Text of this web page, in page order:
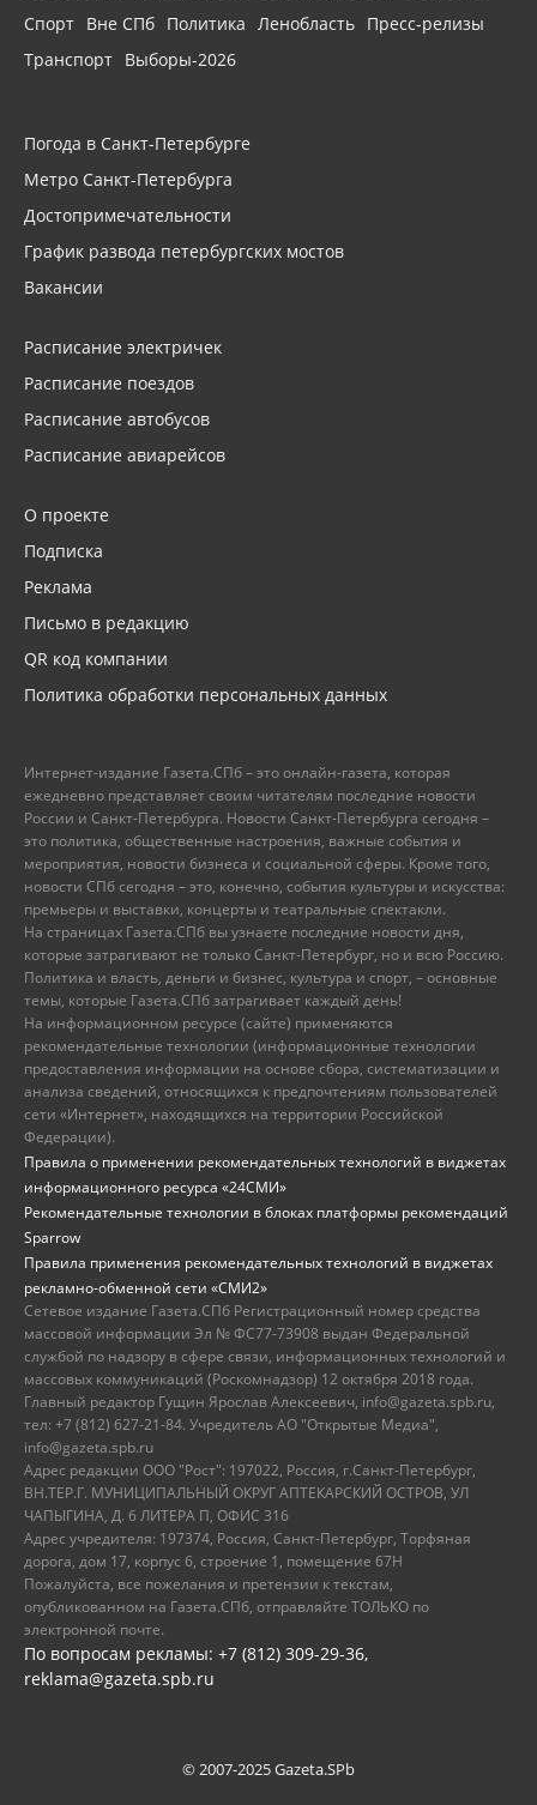
Спорт Вне СПб Политика Ленобласть Пресс-релизы
Транспорт Выборы-2026
Погода в Санкт-Петербурге
Метро Санкт-Петербурга
Достопримечательности
График развода петербургских мостов
Вакансии
Расписание электричек
Расписание поездов
Расписание автобусов
Расписание авиарейсов
О проекте
Подписка
Реклама
Письмо в редакцию
QR код компании
Политика обработки персональных данных
Интернет-издание Газета.СПб – это онлайн-газета, которая
ежедневно представляет своим читателям последние новости
России и Санкт-Петербурга. Новости Санкт-Петербурга сегодня –
это политика, общественные настроения, важные события и
мероприятия, новости бизнеса и социальной сферы. Кроме того,
новости СПб сегодня – это, конечно, события культуры и искусства:
премьеры и выставки, концерты и театральные спектакли.
На страницах Газета.СПб вы узнаете последние новости дня,
которые затрагивают не только Санкт-Петербург, но и всю Россию.
Политика и власть, деньги и бизнес, культура и спорт, – основные
темы, которые Газета.СПб затрагивает каждый день!
На информационном ресурсе (сайте) применяются
рекомендательные технологии (информационные технологии
предоставления информации на основе сбора, систематизации и
анализа сведений, относящихся к предпочтениям пользователей
сети «Интернет», находящихся на территории Российской
Федерации).
Правила о применении рекомендательных технологий в виджетах
информационного ресурса «24СМИ»
Рекомендательные технологии в блоках платформы рекомендаций
Sparrow
Правила применения рекомендательных технологий в виджетах
рекламно-обменной сети «СМИ2»
Сетевое издание Газета.СПб Регистрационный номер средства
массовой информации Эл № ФС77-73908 выдан Федеральной
службой по надзору в сфере связи, информационных технологий и
массовых коммуникаций (Роскомнадзор) 12 октября 2018 года.
Главный редактор Гущин Ярослав Алексеевич, info@gazeta.spb.ru,
тел: +7 (812) 627-21-84. Учредитель АО "Открытые Медиа",
info@gazeta.spb.ru
Адрес редакции ООО "Рост": 197022, Россия, г.Санкт-Петербург,
ВН.ТЕР.Г. МУНИЦИПАЛЬНЫЙ ОКРУГ АПТЕКАРСКИЙ ОСТРОВ, УЛ
ЧАПЫГИНА, Д. 6 ЛИТЕРА П, ОФИС 316
Адрес учредителя: 197374, Россия, Санкт-Петербург, Торфяная
дорога, дом 17, корпус 6, строение 1, помещение 67Н
Пожалуйста, все пожелания и претензии к текстам,
опубликованном на Газета.СПб, отправляйте ТОЛЬКО по
электронной почте.
По вопросам рекламы: +7 (812) 309-29-36,
reklama@gazeta.spb.ru
© 2007-2025 Gazeta.SPb